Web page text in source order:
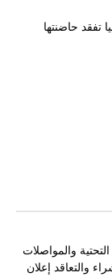
تفقد حاضنتها
التحتية والمواصلات
والتعاقد إعلان